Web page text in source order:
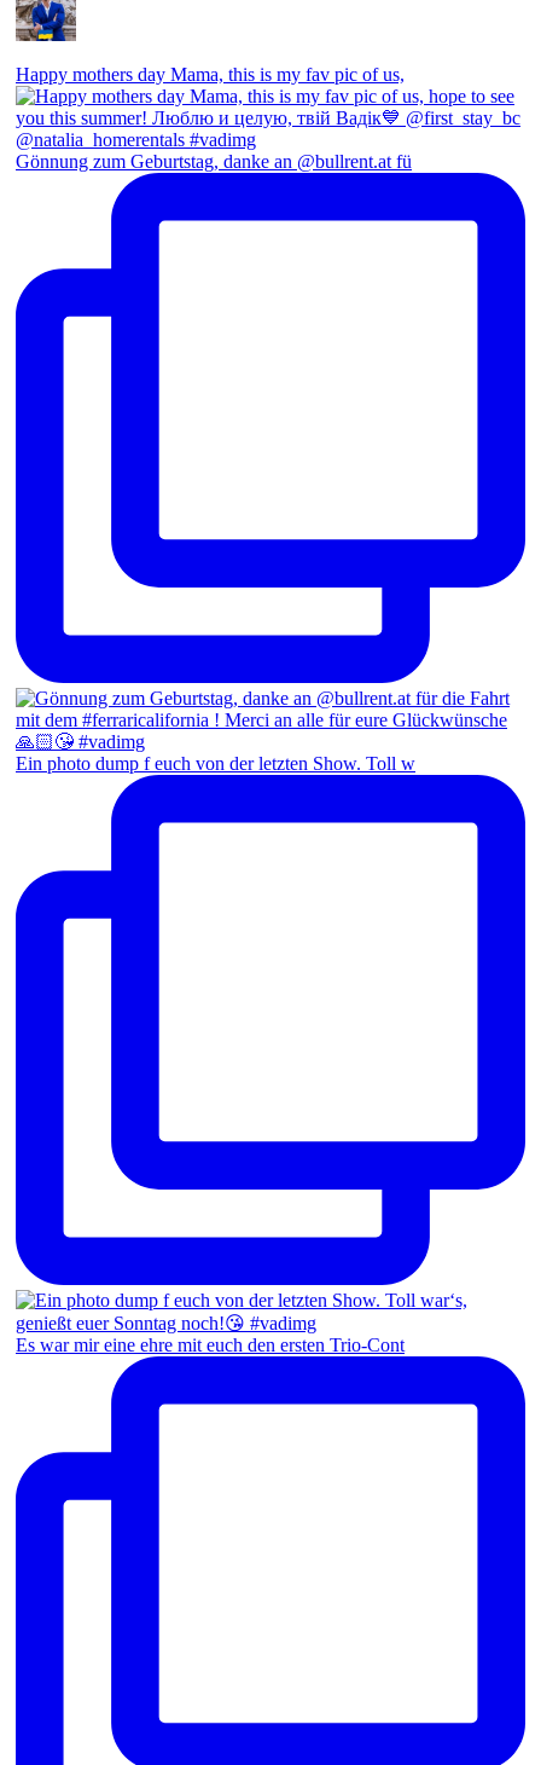
Happy mothers day Mama, this is my fav pic of us,
Gönnung zum Geburtstag, danke an @bullrent.at fü
Ein photo dump f euch von der letzten Show. Toll w
Es war mir eine ehre mit euch den ersten Trio-Cont